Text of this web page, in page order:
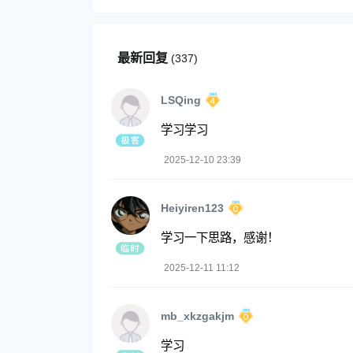
最新回复 (337)
LSQing
学习学习
2025-12-10 23:39
Heiyiren123
学习一下思路，感谢！
2025-12-11 11:12
mb_xkzgakjm
学习